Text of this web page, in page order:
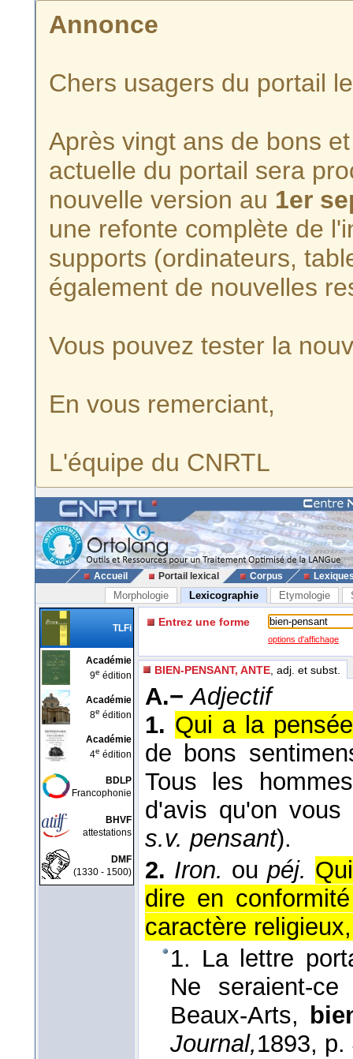
Annonce
Chers usagers du portail
Après vingt ans de bons
actuelle du portail sera
nouvelle version au 1er
une refonte complète de
supports (ordinateurs,
également de nouvelles
Vous pouvez tester la
En vous remerciant,
L'équipe du CNRTL
Accueil Portail lexical Corpus
Morphologie Lexicographie Etymologie
TLFi
Académie
9e édition
Académie
8e édition
Académie
4e édition
BDLP
Francophonie
BHVF
attestations
DMF
(1330 - 1500)
Entrez une forme
options d'affichage
BIEN-PENSANT, ANTE , adj. et subst.
A.− Adjectif
1. Qui a la
de bons
Tous les
d'avis qu'on
s.v. pensant).
2. Iron. oupéj.
dire en
caractère
1. La lettre
Ne seraient-
Beaux-Arts,
Journal,1893, p.